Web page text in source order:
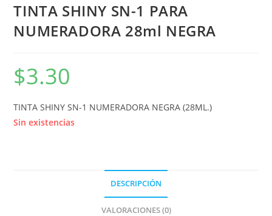
TINTA SHINY SN-1 PARA
NUMERADORA 28ml NEGRA
$3.30
TINTA SHINY SN-1 NUMERADORA NEGRA (28ML.)
Sin existencias
DESCRIPCIÓN
VALORACIONES (0)